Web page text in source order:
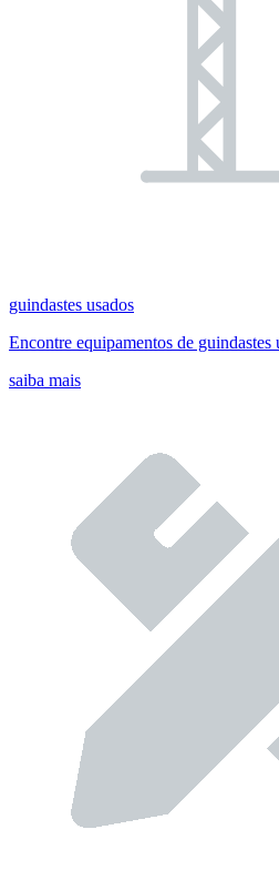
guindastes usados
Encontre equipamentos de
saiba mais